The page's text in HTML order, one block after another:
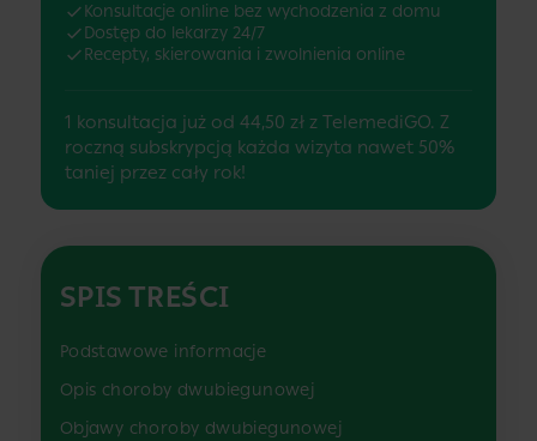
Konsultacje online bez wychodzenia z domu
Dostęp do lekarzy 24/7
Recepty, skierowania i zwolnienia online
1 konsultacja już od 44,50 zł z TelemediGO. Z
roczną subskrypcją każda wizyta nawet 50%
taniej przez cały rok!
SPIS TREŚCI
Podstawowe informacje
Opis choroby dwubiegunowej
Objawy choroby dwubiegunowej